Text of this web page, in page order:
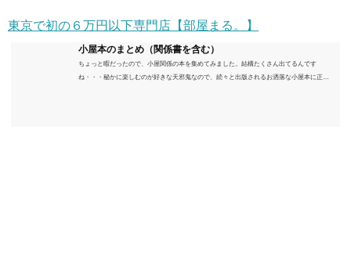
東京で初の６万円以下専門店【部屋まる。】
小屋本のまとめ（関係書を含む）
ちょっと暇だったので、小屋関係の本を集めてみました。結構たくさん出てるんです
ね・・・秘かに楽しむのが好きな天邪鬼なので、続々と出版されるお洒落な小屋本に正直